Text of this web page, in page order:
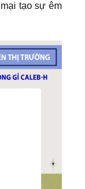
tạo sự êm